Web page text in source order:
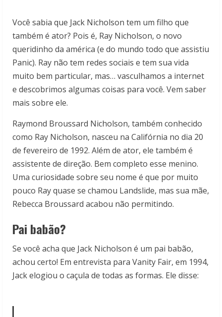
Você sabia que Jack Nicholson tem um filho que
também é ator? Pois é, Ray Nicholson, o novo
queridinho da américa (e do mundo todo que assistiu
Panic). Ray não tem redes sociais e tem sua vida
muito bem particular, mas… vasculhamos a internet
e descobrimos algumas coisas para você. Vem saber
mais sobre ele.
Raymond Broussard Nicholson, também conhecido
como Ray Nicholson, nasceu na Califórnia no dia 20
de fevereiro de 1992. Além de ator, ele também é
assistente de direção. Bem completo esse menino.
Uma curiosidade sobre seu nome é que por muito
pouco Ray quase se chamou Landslide, mas sua mãe,
Rebecca Broussard acabou não permitindo.
Pai babão?
Se você acha que Jack Nicholson é um pai babão,
achou certo! Em entrevista para Vanity Fair, em 1994,
Jack elogiou o caçula de todas as formas. Ele disse: